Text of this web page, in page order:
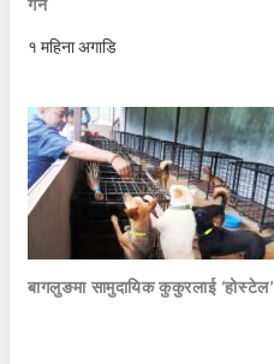
१ महिना अगाडि
बागलुङमा सामुदायिक कुकुरलाई ‘होस्टेल’